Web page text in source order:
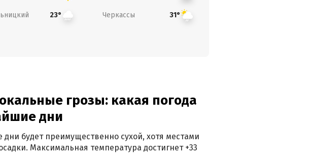
23° Черкассы 31°
грозы: какая погода
дни
будет преимущественно сухой, хотя местами
Максимальная температура достигнет +33